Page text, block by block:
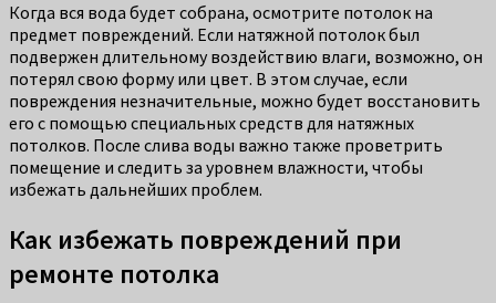
Когда вся вода будет собрана, осмотрите потолок на
предмет повреждений. Если натяжной потолок был
подвержен длительному воздействию влаги, возможно, он
потерял свою форму или цвет. В этом случае, если
повреждения незначительные, можно будет восстановить
его с помощью специальных средств для натяжных
потолков. После слива воды важно также проветрить
помещение и следить за уровнем влажности, чтобы
избежать дальнейших проблем.
Как избежать повреждений при
ремонте потолка